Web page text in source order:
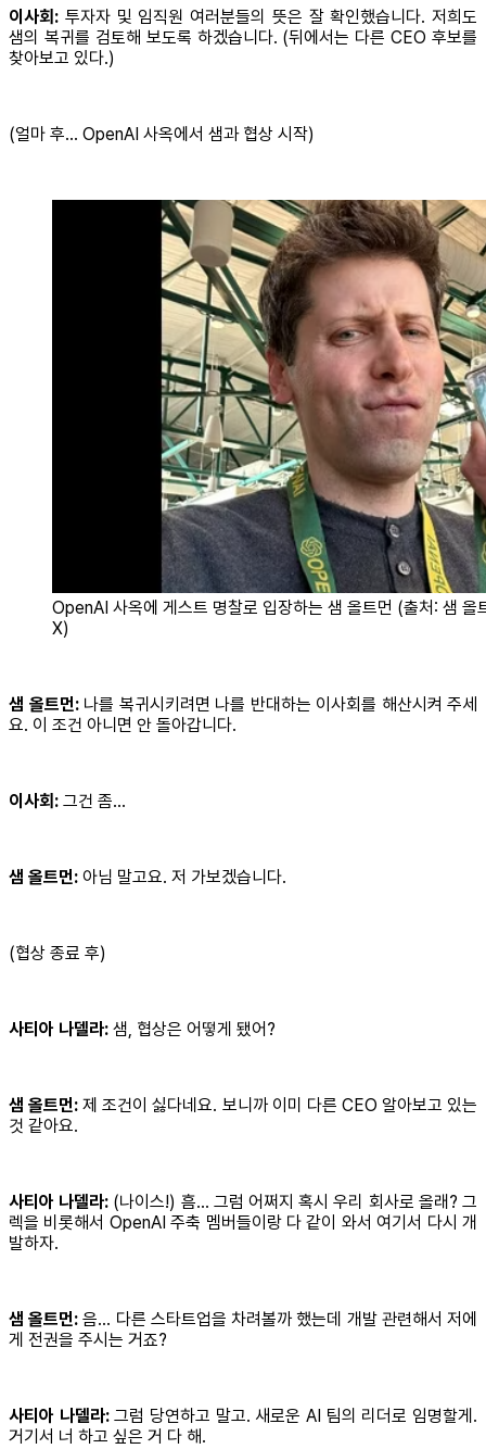
이사회: 투자자 및 임직원 여러분들의 뜻은 잘 확인했습니다. 저희도
샘의 복귀를 검토해 보도록 하겠습니다. (뒤에서는 다른 CEO 후보를
찾아보고 있다.)
(얼마 후… OpenAI 사옥에서 샘과 협상 시작)
OpenAI 사옥에 게스트 명찰로 입장하는 샘 올트먼 (출처: 샘 올
X)
샘 올트먼:나를 복귀시키려면 나를 반대하는 이사회를 해산시켜 주세
요. 이 조건 아니면 안 돌아갑니다.
이사회: 그건 좀…
샘 올트먼: 아님 말고요. 저 가보겠습니다.
(협상 종료 후)
사티아 나델라: 샘, 협상은 어떻게 됐어?
샘 올트먼: 제 조건이 싫다네요. 보니까 이미 다른 CEO 알아보고 있는
것 같아요.
사티아 나델라: (나이스!) 흠… 그럼 어쩌지 혹시 우리 회사로 올래? 그
렉을 비롯해서 OpenAI 주축 멤버들이랑 다 같이 와서 여기서 다시 개
발하자.
샘 올트먼: 음… 다른 스타트업을 차려볼까 했는데 개발 관련해서 저에
게 전권을 주시는 거죠?
사티아 나델라:그럼 당연하고 말고. 새로운 AI 팀의 리더로 임명할게.
거기서 너 하고 싶은 거 다 해.